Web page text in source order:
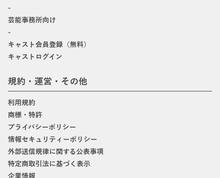
-
芸能事務所向け
-
キャスト会員登録（無料）
キャストログイン
規約・運営・その他
利用規約
商標・特許
プライバシーポリシー
情報セキュリティーポリシー
外部送信規律に関する公表事項
特定商取引法に基づく表示
企業情報